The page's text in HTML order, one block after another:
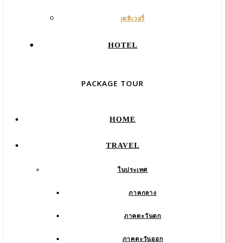
เดลิเวอรี่
HOTEL
PACKAGE TOUR
HOME
TRAVEL
ในประเทศ
ภาคกลาง
ภาคตะวันตก
ภาคตะวันออก